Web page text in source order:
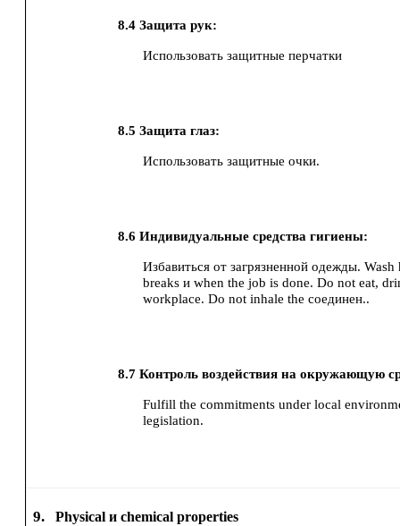
8.4 Защита рук:
Использовать защитные перчатки
8.5 Защита глаз:
Использовать защитные очки.
8.6 Индивидуальные средства гигиены:
Избавиться от загрязненной одежды. Wash
breaks и when the job is done. Do not eat,
workplace. Do not inhale the соединен..
8.7 Контроль воздействия на окружающую
Fulfill the commitments under local
legislation.
9. Physical и chemical properties